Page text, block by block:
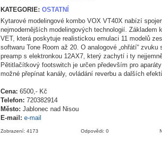
KATEGORIE: OSTATNÍ
Kytarové modelingové kombo VOX VT40X nabízí
nejmodernějších modelingových technologií. Základem
VET, která poskytuje realistickou emulaci 11 modelů
softwaru Tone Room až 20. O analogové „ohřátí“
preamp s elektronkou 12AX7, který zachytí i ty
Pětitlačítkový footswitch je určen především pro
možné přepínat kanály, ovládání reverbu a dalších
Cena: 6500,- Kč
Telefon: 720382914
Město: Jablonec nad Nisou
E-mail: e-mail
Odpovědi: 0
Zobrazení: 4173